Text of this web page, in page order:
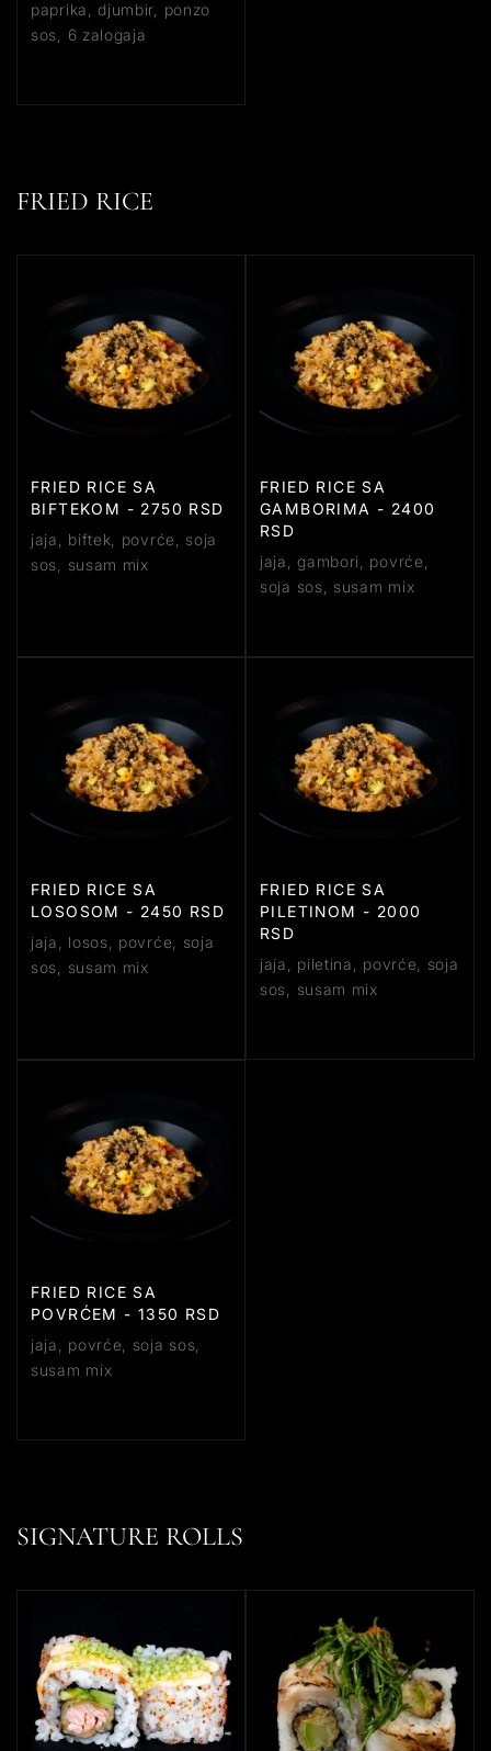
paprika, djumbir, ponzo
sos, 6 zalogaja
FRIED RICE
FRIED RICE SA
BIFTEKOM - 2750 RSD
jaja, biftek, povrće, soja
sos, susam mix
FRIED RICE SA
GAMBORIMA - 2400
RSD
jaja, gambori, povrće,
soja sos, susam mix
FRIED RICE SA
LOSOSOM - 2450 RSD
jaja, losos, povrće, soja
sos, susam mix
FRIED RICE SA
PILETINOM - 2000
RSD
jaja, piletina, povrće, soja
sos, susam mix
FRIED RICE SA
POVRĆEM - 1350 RSD
jaja, povrće, soja sos,
susam mix
SIGNATURE ROLLS